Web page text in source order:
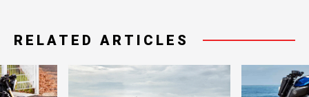
RELATED ARTICLES